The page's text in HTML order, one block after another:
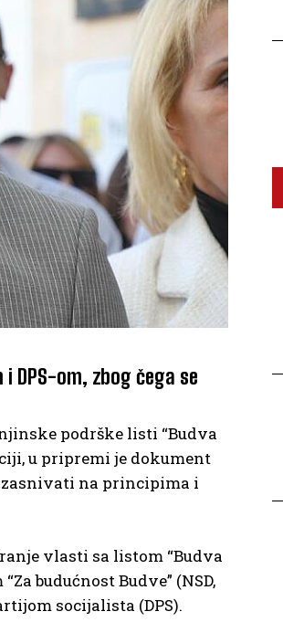
DPS-om, zbog čega se
podrške listi “Budva
u pripremi je dokument
na principima i
vlasti sa listom “Budva
budućnost Budve” (NSD,
socijalista (DPS).